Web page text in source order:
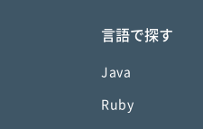
言語で探す
Java
Ruby